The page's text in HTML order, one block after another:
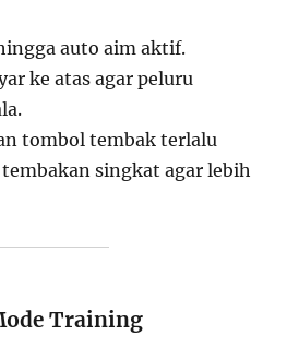
auto aim aktif.
ke atas agar peluru
tombol tembak terlalu
singkat agar lebih
Training